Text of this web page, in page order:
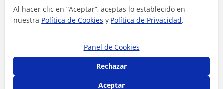
Al hacer clic en “Aceptar”, aceptas lo establecido en
nuestra Política de Cookies y Política de Privacidad.
Panel de Cookies
Rechazar
Aceptar